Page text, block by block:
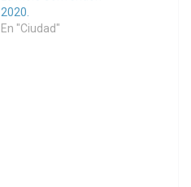
2020.
En "Ciudad"